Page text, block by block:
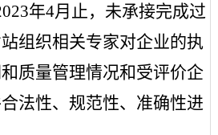
年4月止，未承接完成过
组织相关专家对企业的执
质量管理情况和受评价企
法性、规范性、准确性进